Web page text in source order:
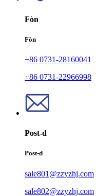
Fòn
Fòn
+86 0731-28160041
+86 0731-22966998
Post-d
Post-d
sale801@zzyzhj.com
sale802@zzyzhj.com